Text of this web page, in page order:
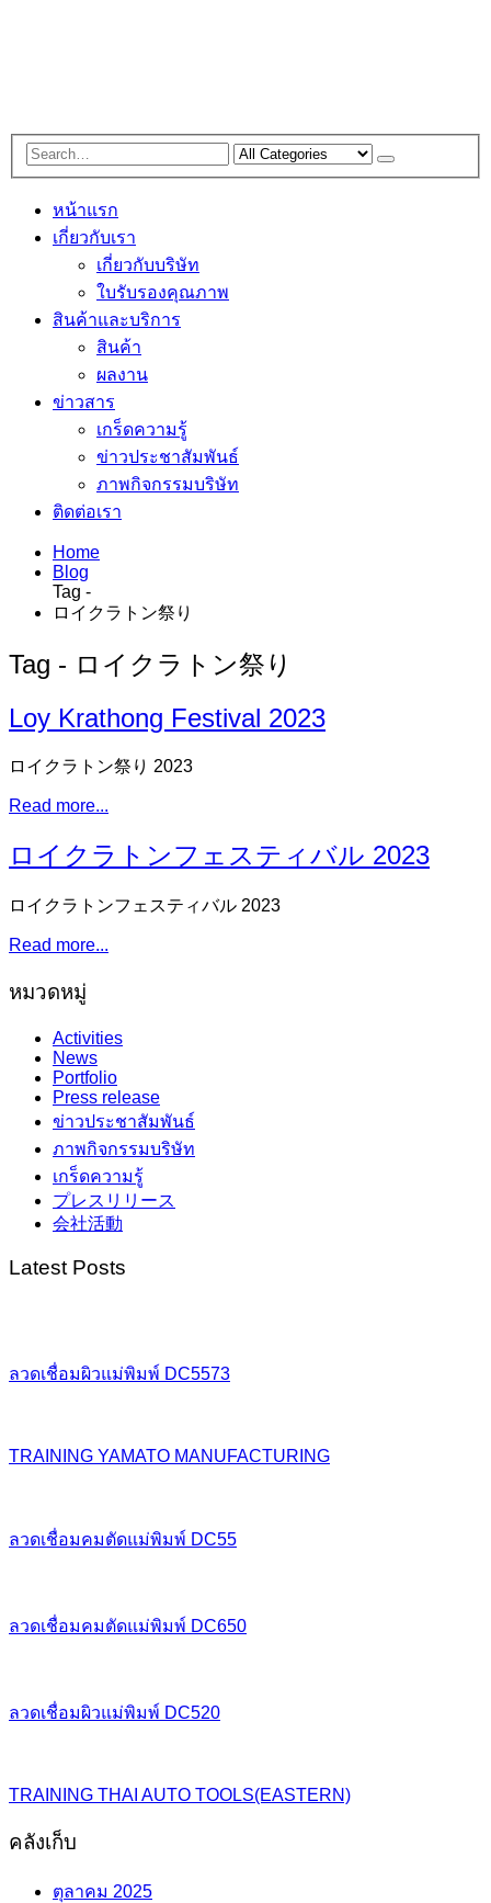
หน้าแรก
เกี่ยวกับเรา
เกี่ยวกับบริษัท
ใบรับรองคุณภาพ
สินค้าและบริการ
สินค้า
ผลงาน
ข่าวสาร
เกร็ดความรู้
ข่าวประชาสัมพันธ์
ภาพกิจกรรมบริษัท
ติดต่อเรา
Home
Blog
Tag -
ロイクラトン祭り
Tag - ロイクラトン祭り
Loy Krathong Festival 2023
ロイクラトン祭り 2023
Read more...
ロイクラトンフェスティバル 2023
ロイクラトンフェスティバル 2023
Read more...
หมวดหมู่
Activities
News
Portfolio
Press release
ข่าวประชาสัมพันธ์
ภาพกิจกรรมบริษัท
เกร็ดความรู้
プレスリリース
会社活動
Latest Posts
ลวดเชื่อมผิวแม่พิมพ์ DC5573
TRAINING YAMATO MANUFACTURING
ลวดเชื่อมคมตัดแม่พิมพ์ DC55
ลวดเชื่อมคมตัดแม่พิมพ์ DC650
ลวดเชื่อมผิวแม่พิมพ์ DC520
TRAINING THAI AUTO TOOLS(EASTERN)
คลังเก็บ
ตุลาคม 2025